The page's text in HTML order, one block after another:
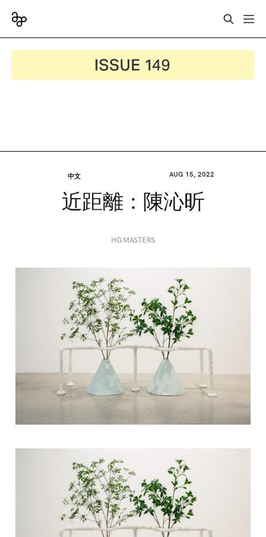
中文 AUG 15, 2022
近距離：陳沁昕
HG MASTERS